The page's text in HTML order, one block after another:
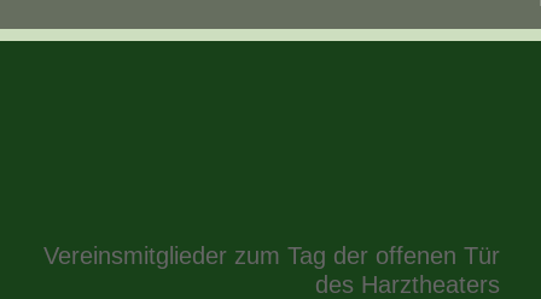
Vereinsmitglieder zum Tag der offenen Tür
des Harztheaters